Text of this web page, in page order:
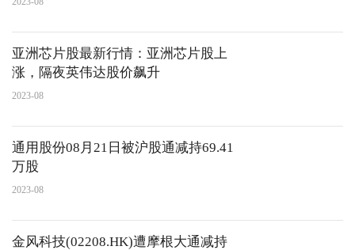
亚洲芯片股最新行情：亚洲芯片股上
涨，隔夜英伟达股价飙升
2023-08
通用股份08月21日被沪股通减持69.41
万股
2023-08
金风科技(02208.HK)遭摩根大通减持